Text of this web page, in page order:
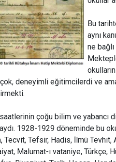
Bu
aynı
ne
deneyimli eğitimcilerdi ve
çoğu bilim ve
1928-1929 döneminde bu
Tecvit, Tefsir, Hadis, İlmü
Malumat-ı vataniye, Türkçe,